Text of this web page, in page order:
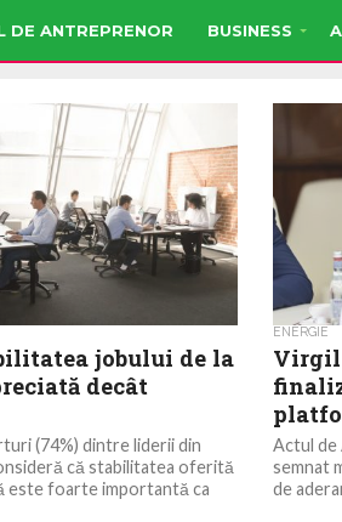
DE ANTREPRENOR BUSINESS
jobului de la
decât
(74%) dintre liderii din
că stabilitatea oferită
este foarte importantă ca
ENERGIE
Virgil
Actul de
semnat
de